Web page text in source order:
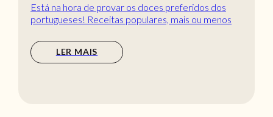
Está na hora de provar os doces preferidos dos
portugueses! Receitas populares, mais ou menos
LER MAIS